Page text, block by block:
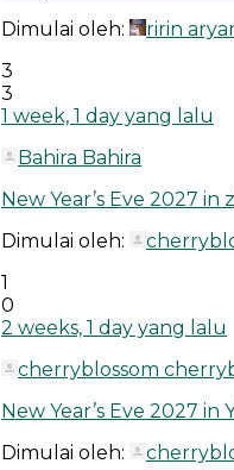
Dimulai oleh:
ririn
3
3
1 week, 1 day yang lalu
Bahira Bahira
New Year’s Eve 2027
Dimulai oleh:
1
0
2 weeks, 1 day yang lalu
cherryblossom
New Year’s Eve 2027 in
Dimulai oleh: